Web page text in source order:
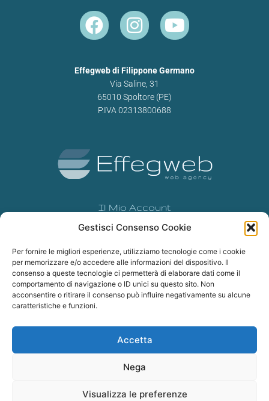
Gestisci Consenso Cookie
Per fornire le migliori esperienze, utilizziamo tecnologie come i cookie
per memorizzare e/o accedere alle informazioni del dispositivo. Il
consenso a queste tecnologie ci permetterà di elaborare dati come il
comportamento di navigazione o ID unici su questo sito. Non
acconsentire o ritirare il consenso può influire negativamente su alcune
caratteristiche e funzioni.
Accetta
Nega
Visualizza le preferenze
F
a
e
b
o
I
n
t
a
g
m
Y
o
t
Effegweb di Filippone Germano
Via Saline, 31
65010 Spoltore (PE)
P.IVA 02313800688
Il Mio Account
Cookie Policy (UE)
Privacy Policy